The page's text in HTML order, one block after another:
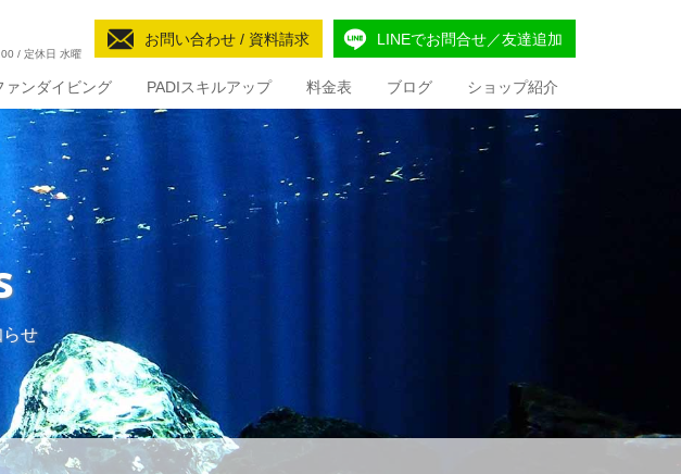
/ 定休日 水曜
お問い合わせ / 資料請求 LINEでお問合せ／友達追加
ァンダイビング PADIスキルアップ 料金表 ブログ ショップ紹介
らせ